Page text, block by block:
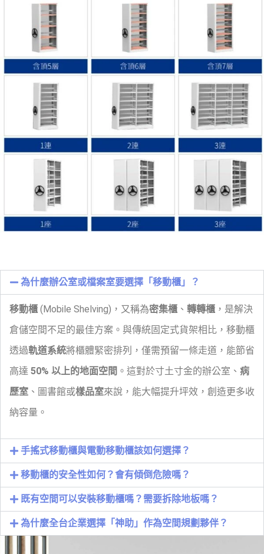
為什麼辦公室或檔案室要選擇「移動櫃」？
移動櫃 (Mobile Shelving)，又稱為密集櫃 、 轉轉櫃 ，是解決
倉儲空間不足的最佳方案。與傳統固定式貨架相比，移動櫃
透過軌道系統將櫃體緊密排列，僅需預留一條走道，能節省
高達 50% 以上的地面空間 。這對於寸土寸金的辦公室、 病
歷室 、圖書館或樣品室來說，能大幅提升坪效，創造更多收
納容量。
手搖式移動櫃與電動移動櫃該如何選擇？
移動櫃的安全性如何？會有傾倒危險嗎？
既有空間可以安裝移動櫃嗎？需要拆除地板嗎？
為什麼全台企業選擇「神助」作為空間規劃夥伴？